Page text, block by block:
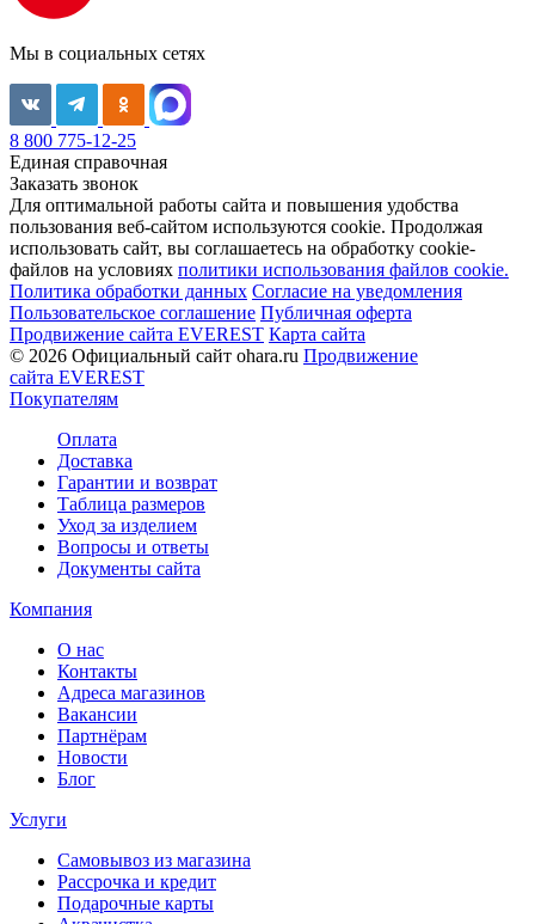
Мы в социальных сетях
8 800 775-12-25
Единая справочная
Заказать звонок
Для оптимальной работы сайта и повышения удобства
пользования веб-сайтом используются cookie. Продолжая
использовать сайт, вы соглашаетесь на обработку cookie-
файлов на условиях политики использования файлов cookie.
Политика обработки данных Согласие на уведомления
Пользовательское соглашение Публичная оферта
Продвижение сайта EVEREST Карта сайта
© 2026 Официальный сайт ohara.ru Продвижение
сайта EVEREST
Покупателям
Оплата
Доставка
Гарантии и возврат
Таблица размеров
Уход за изделием
Вопросы и ответы
Документы сайта
Компания
О нас
Контакты
Адреса магазинов
Вакансии
Партнёрам
Новости
Блог
Услуги
Самовывоз из магазина
Рассрочка и кредит
Подарочные карты